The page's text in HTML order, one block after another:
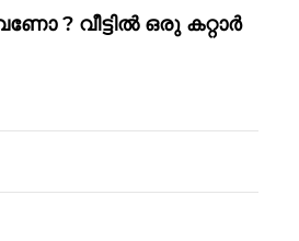
? വീട്ടിൽ ഒരു കറ്റാർ